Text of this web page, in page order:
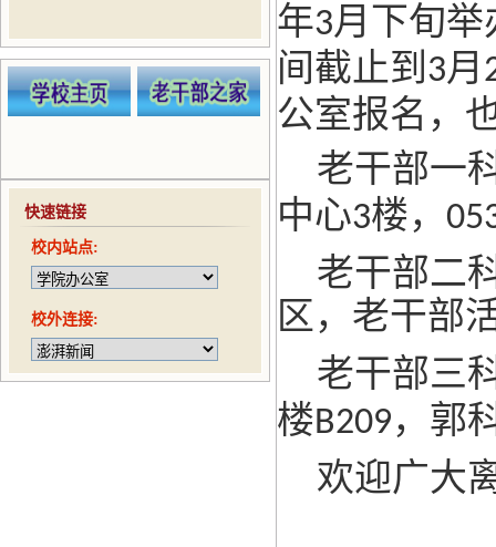
会议通知（20210506）
会议通知（20210422）
趣味运动会通知（20210416）
快速链接
校内站点:
校外连接:
年3月下旬
间截止到 3月
公室报名，
老干部一
中心3楼，
老干部二
区，老干部
老干部三
楼B209，郭
欢迎广大